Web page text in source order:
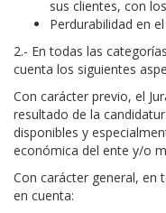
sus clientes, con
Perdurabilidad en
2.- En todas las
cuenta los siguientes
Con carácter previo, el
resultado de la
disponibles y
económica del ente y/o
Con carácter general, en
en cuenta: